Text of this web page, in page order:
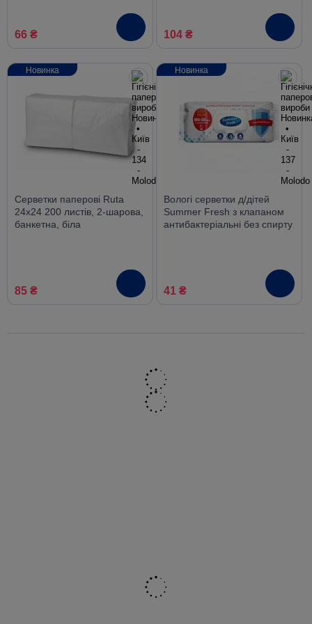
66 ₴ 104 ₴
Серветки паперові Ruta
24х24 200 листів, 2-шарова,
банкетна, біла
85 ₴
Новинка
Вологі серветки д/дітей
Summer Fresh з клапаном
антибактеріальні без спирту
41 ₴
Новинка